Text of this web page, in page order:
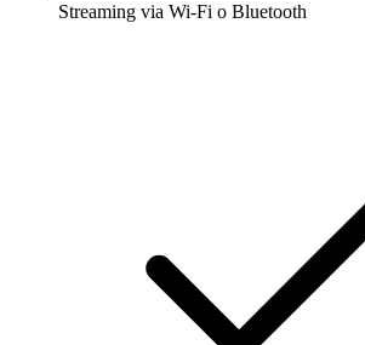
Streaming via Wi-Fi o Bluetooth